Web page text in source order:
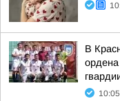
В
ордена
10:05